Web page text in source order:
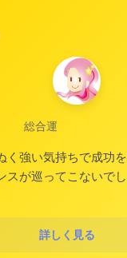
総合運
く強い気持ちで成功
スが巡ってこないで
詳しく見る